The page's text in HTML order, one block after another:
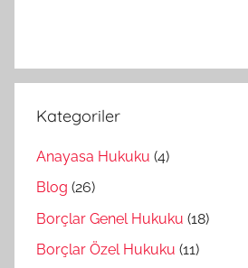
Kategoriler
Anayasa Hukuku (4)
Blog (26)
Borçlar Genel Hukuku (18)
Borçlar Özel Hukuku (11)